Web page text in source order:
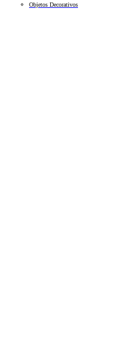
Objetos Decorativos